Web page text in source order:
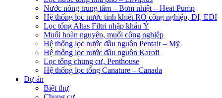
Nước nóng trung tâm – Bơm nhiệt – Heat Pump
Hệ thống lọc nước tinh khiết RO công nghiệp, DI, EDI
Lọc tổng Altas Filtri nhập khẩu Ý
Muối hoàn nguyên, muối công nghiệp
Hệ thống lọc nước đầu nguồn Pentair – Mỹ
Hệ thống lọc nước đầu nguồn Karofi
Lọc tổng chung cư, Penthouse
Hệ thống lọc tổng Canature – Canada
Dự án
Biệt thự